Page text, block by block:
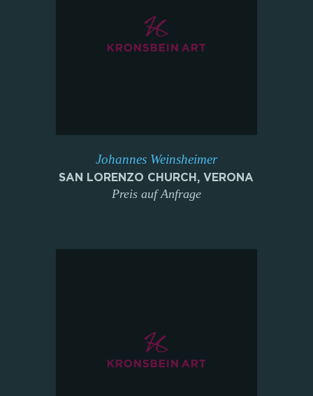
Johannes Weinsheimer
SAN LORENZO CHURCH, VERONA
Preis auf Anfrage